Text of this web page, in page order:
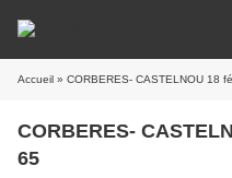
Accueil » CORBERES- CASTELNOU 18
CORBERES-
65